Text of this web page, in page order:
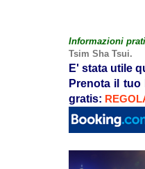
Informazioni
Tsim Sha Tsui.
E' stata utile
Prenota il tuo
gratis: